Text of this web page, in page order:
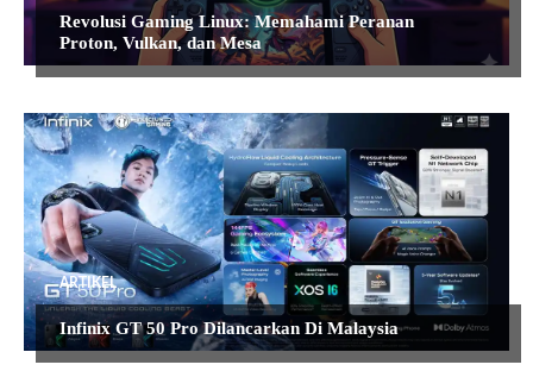
Revolusi Gaming Linux: Memahami Peranan
Proton, Vulkan, dan Mesa
ARTIKEL
Infinix GT 50 Pro Dilancarkan Di Malaysia